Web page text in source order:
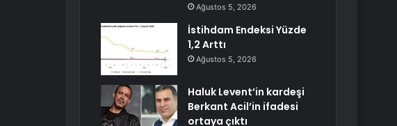
Ağustos 5, 2026
İstihdam Endeksi Yüzde
1,2 Arttı
Ağustos 5, 2026
Haluk Levent’in kardeşi
Berkant Acil’in ifadesi
ortaya çıktı